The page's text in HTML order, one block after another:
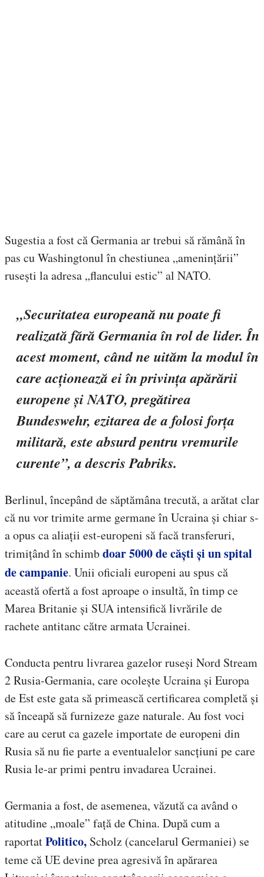
Sugestia a fost că Germania ar trebui să rămână în
pas cu Washingtonul în chestiunea „amenințării”
rusești la adresa „flancului estic” al NATO.
„Securitatea europeană nu poate fi
realizată fără Germania în rol de lider. În
acest moment, când ne uităm la modul în
care acţionează ei în privința apărării
europene şi NATO, pregătirea
Bundeswehr, ezitarea de a folosi forţa
militară, este absurd pentru vremurile
curente”, a descris Pabriks.
Berlinul, începând de săptămâna trecută, a arătat clar
că nu vor trimite arme germane în Ucraina și chiar s-
a opus ca aliații est-europeni să facă transferuri,
trimițând în schimbdoar 5000 de căști și un spital
de campanie. Unii oficiali europeni au spus că
această ofertă a fost aproape o insultă, în timp ce
Marea Britanie și SUA intensifică livrările de
rachete antitanc către armata Ucrainei.
Conducta pentru livrarea gazelor ruseși Nord Stream
2 Rusia-Germania, care ocolește Ucraina și Europa
de Est este gata să primească certificarea completă și
să înceapă să furnizeze gaze naturale. Au fost voci
care au cerut ca gazele importate de europeni din
Rusia să nu fie parte a eventualelor sancțiuni pe care
Rusia le-ar primi pentru invadarea Ucrainei.
Germania a fost, de asemenea, văzută ca având o
atitudine „moale” față de China. După cum a
raportatPolitico, Scholz (cancelarul Germaniei) se
teme că UE devine prea agresivă în apărarea